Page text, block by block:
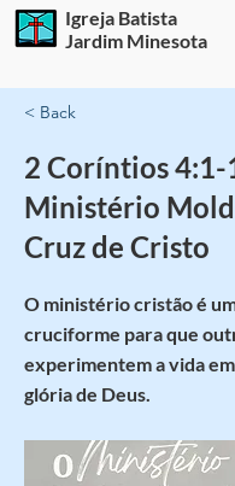
Igreja Batista
Jardim Minesota
< Back
2 Coríntios 4:1-
Ministério
Cruz de Cristo
O ministério cristão é
cruciforme para que
experimentem a vida
glória de Deus.